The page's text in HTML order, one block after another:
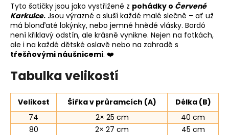
Tyto šatičky jsou jako vystřižené z pohádky o Červené
Karkulce. Jsou výrazné a sluší každé malé slečně – ať už
má blonďaté lokýnky, nebo jemné hnědé vlásky. Bordó
není křiklavý odstín, ale krásně vynikne. Nejen na fotkách,
ale i na každé dětské oslavě nebo na zahradě s
třešňovými náušnicemi. ❤️
Tabulka velikostí
Velikost Šířka v průramcích (A)
Délka (B)
74
2× 25 cm
40 cm
80
2× 27 cm
45 cm